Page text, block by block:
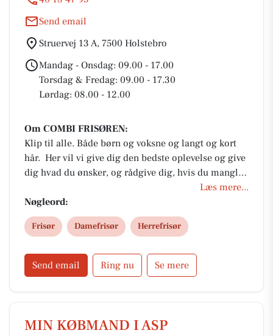
Send email
Struervej 13 A, 7500 Holstebro
Mandag - Onsdag: 09.00 - 17.00
Torsdag & Fredag: 09.00 - 17.30
Lørdag: 08.00 - 12.00
Om COMBI FRISØREN:
Klip til alle. Både børn og voksne og langt og kort
hår. Her vil vi give dig den bedste oplevelse og give
dig hvad du ønsker, og rådgive dig, hvis du mangler
Læs mere...
Nøgleord:
Frisør Damefrisør Herrefrisør
Send email Ring nu Se mere
MIN KØBMAND I ASP